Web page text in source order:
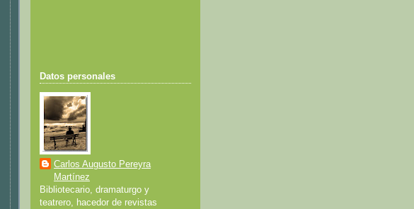
Datos personales
Carlos Augusto Pereyra
Martínez
Bibliotecario, dramaturgo y
teatrero, hacedor de revistas